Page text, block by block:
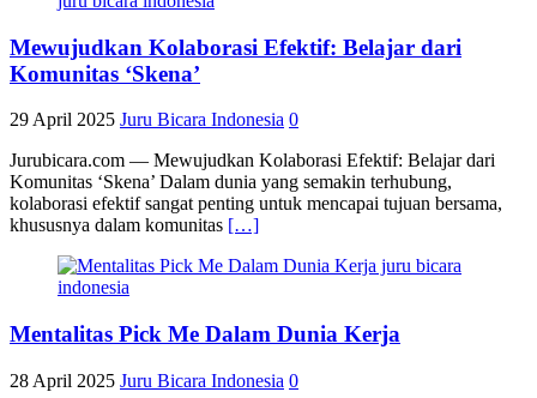
Mewujudkan Kolaborasi Efektif: Belajar dari
Komunitas ‘Skena’
29 April 2025 Juru Bicara Indonesia 0
Jurubicara.com — Mewujudkan Kolaborasi Efektif: Belajar dari
Komunitas ‘Skena’ Dalam dunia yang semakin terhubung,
kolaborasi efektif sangat penting untuk mencapai tujuan bersama,
khususnya dalam komunitas […]
Mentalitas Pick Me Dalam Dunia Kerja
28 April 2025 Juru Bicara Indonesia 0